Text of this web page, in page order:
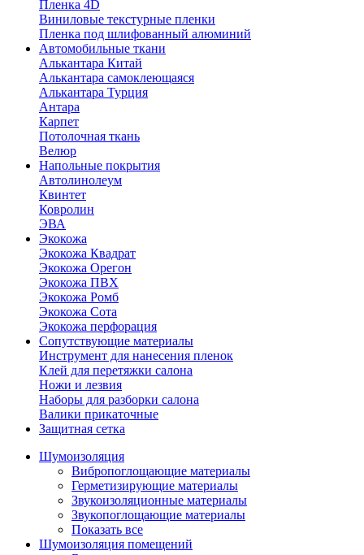
Пленка 4D
Виниловые текстурные пленки
Пленка под шлифованный алюминий
Автомобильные ткани
Алькантара Китай
Алькантара самоклеющаяся
Алькантара Турция
Антара
Карпет
Потолочная ткань
Велюр
Напольные покрытия
Автолинолеум
Квинтет
Ковролин
ЭВА
Экокожа
Экокожа Квадрат
Экокожа Орегон
Экокожа ПВХ
Экокожа Ромб
Экокожа Сота
Экокожа перфорация
Сопутствующие материалы
Инструмент для нанесения пленок
Клей для перетяжки салона
Ножи и лезвия
Наборы для разборки салона
Валики прикаточные
Защитная сетка
Шумоизоляция
Вибропоглощающие материалы
Герметизирующие материалы
Звукоизоляционные материалы
Звукопоглощающие материалы
Показать все
Шумоизоляция помещений